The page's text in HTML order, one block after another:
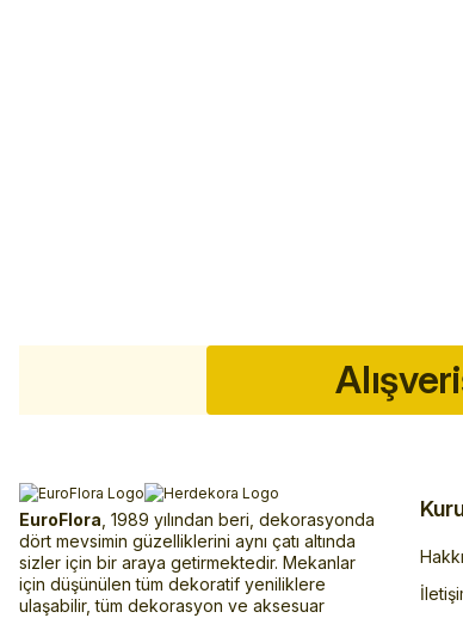
EuroFlora , 1989 yılından beri, dekorasyonda
dört mevsimin güzelliklerini aynı çatı altında
sizler için bir araya getirmektedir. Mekanlar
için düşünülen tüm dekoratif yeniliklere
ulaşabilir, tüm dekorasyon ve aksesuar